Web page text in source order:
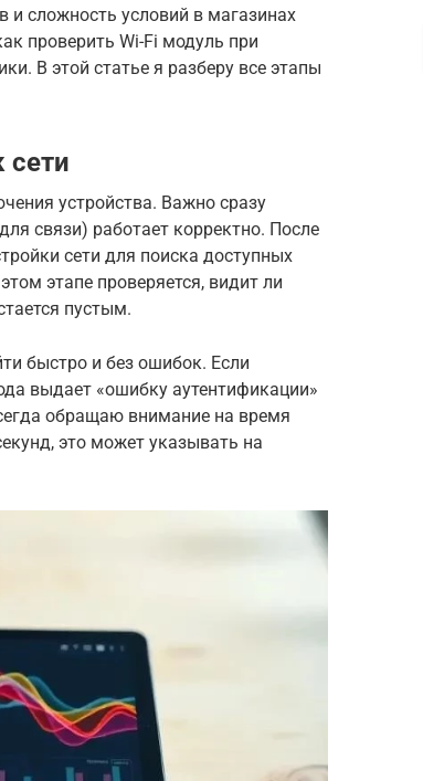
и сложность условий в магазинах
проверить Wi-Fi модуль при
В этой статье я разберу все этапы
сети
устройства. Важно сразу
связи) работает корректно. После
сети для поиска доступных
этапе проверяется, видит ли
пустым.
быстро и без ошибок. Если
выдает «ошибку аутентификации»
обращаю внимание на время
это может указывать на